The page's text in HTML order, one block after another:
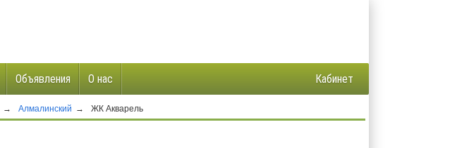
Объявления О нас Кабинет
→ Алмалинский → ЖК Акварель